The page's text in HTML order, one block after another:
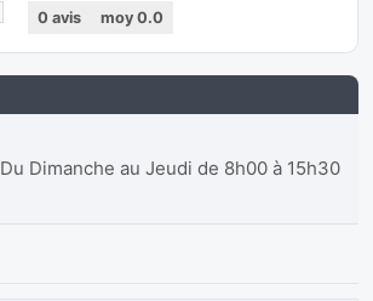
0 avis moy 0.0
Du Dimanche au Jeudi de 8h00 à 15h30